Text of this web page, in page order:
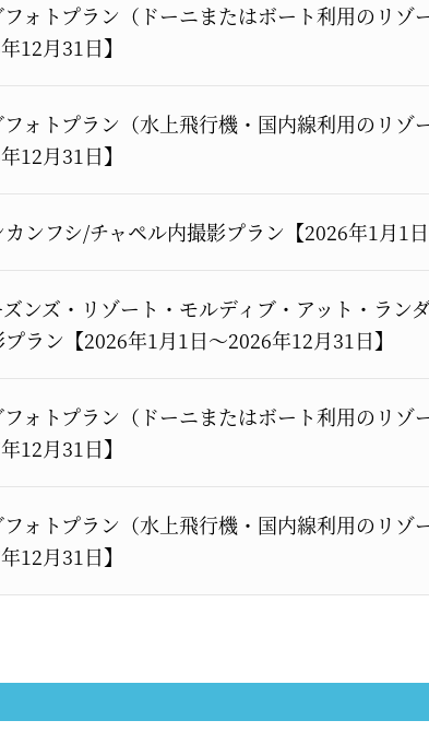
ォトプラン（ドーニまたはボート利用のリゾ
12月31日】
ォトプラン（水上飛行機・国内線利用のリゾ
12月31日】
ンフシ/チャペル内撮影プラン【2026年1月1
ンズ・リゾート・モルディブ・アット・ラン
ラン【2026年1月1日～2026年12月31日】
ォトプラン（ドーニまたはボート利用のリゾ
12月31日】
ォトプラン（水上飛行機・国内線利用のリゾ
12月31日】